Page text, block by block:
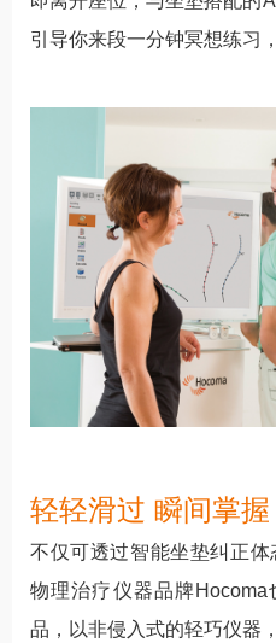
引导你来段一分钟冥想练习
轻轻滑过 瞬间掌握
不仅可透过智能坐垫纠正
物理治疗仪器品牌Hocoma
品，以非侵入式的轻巧仪器